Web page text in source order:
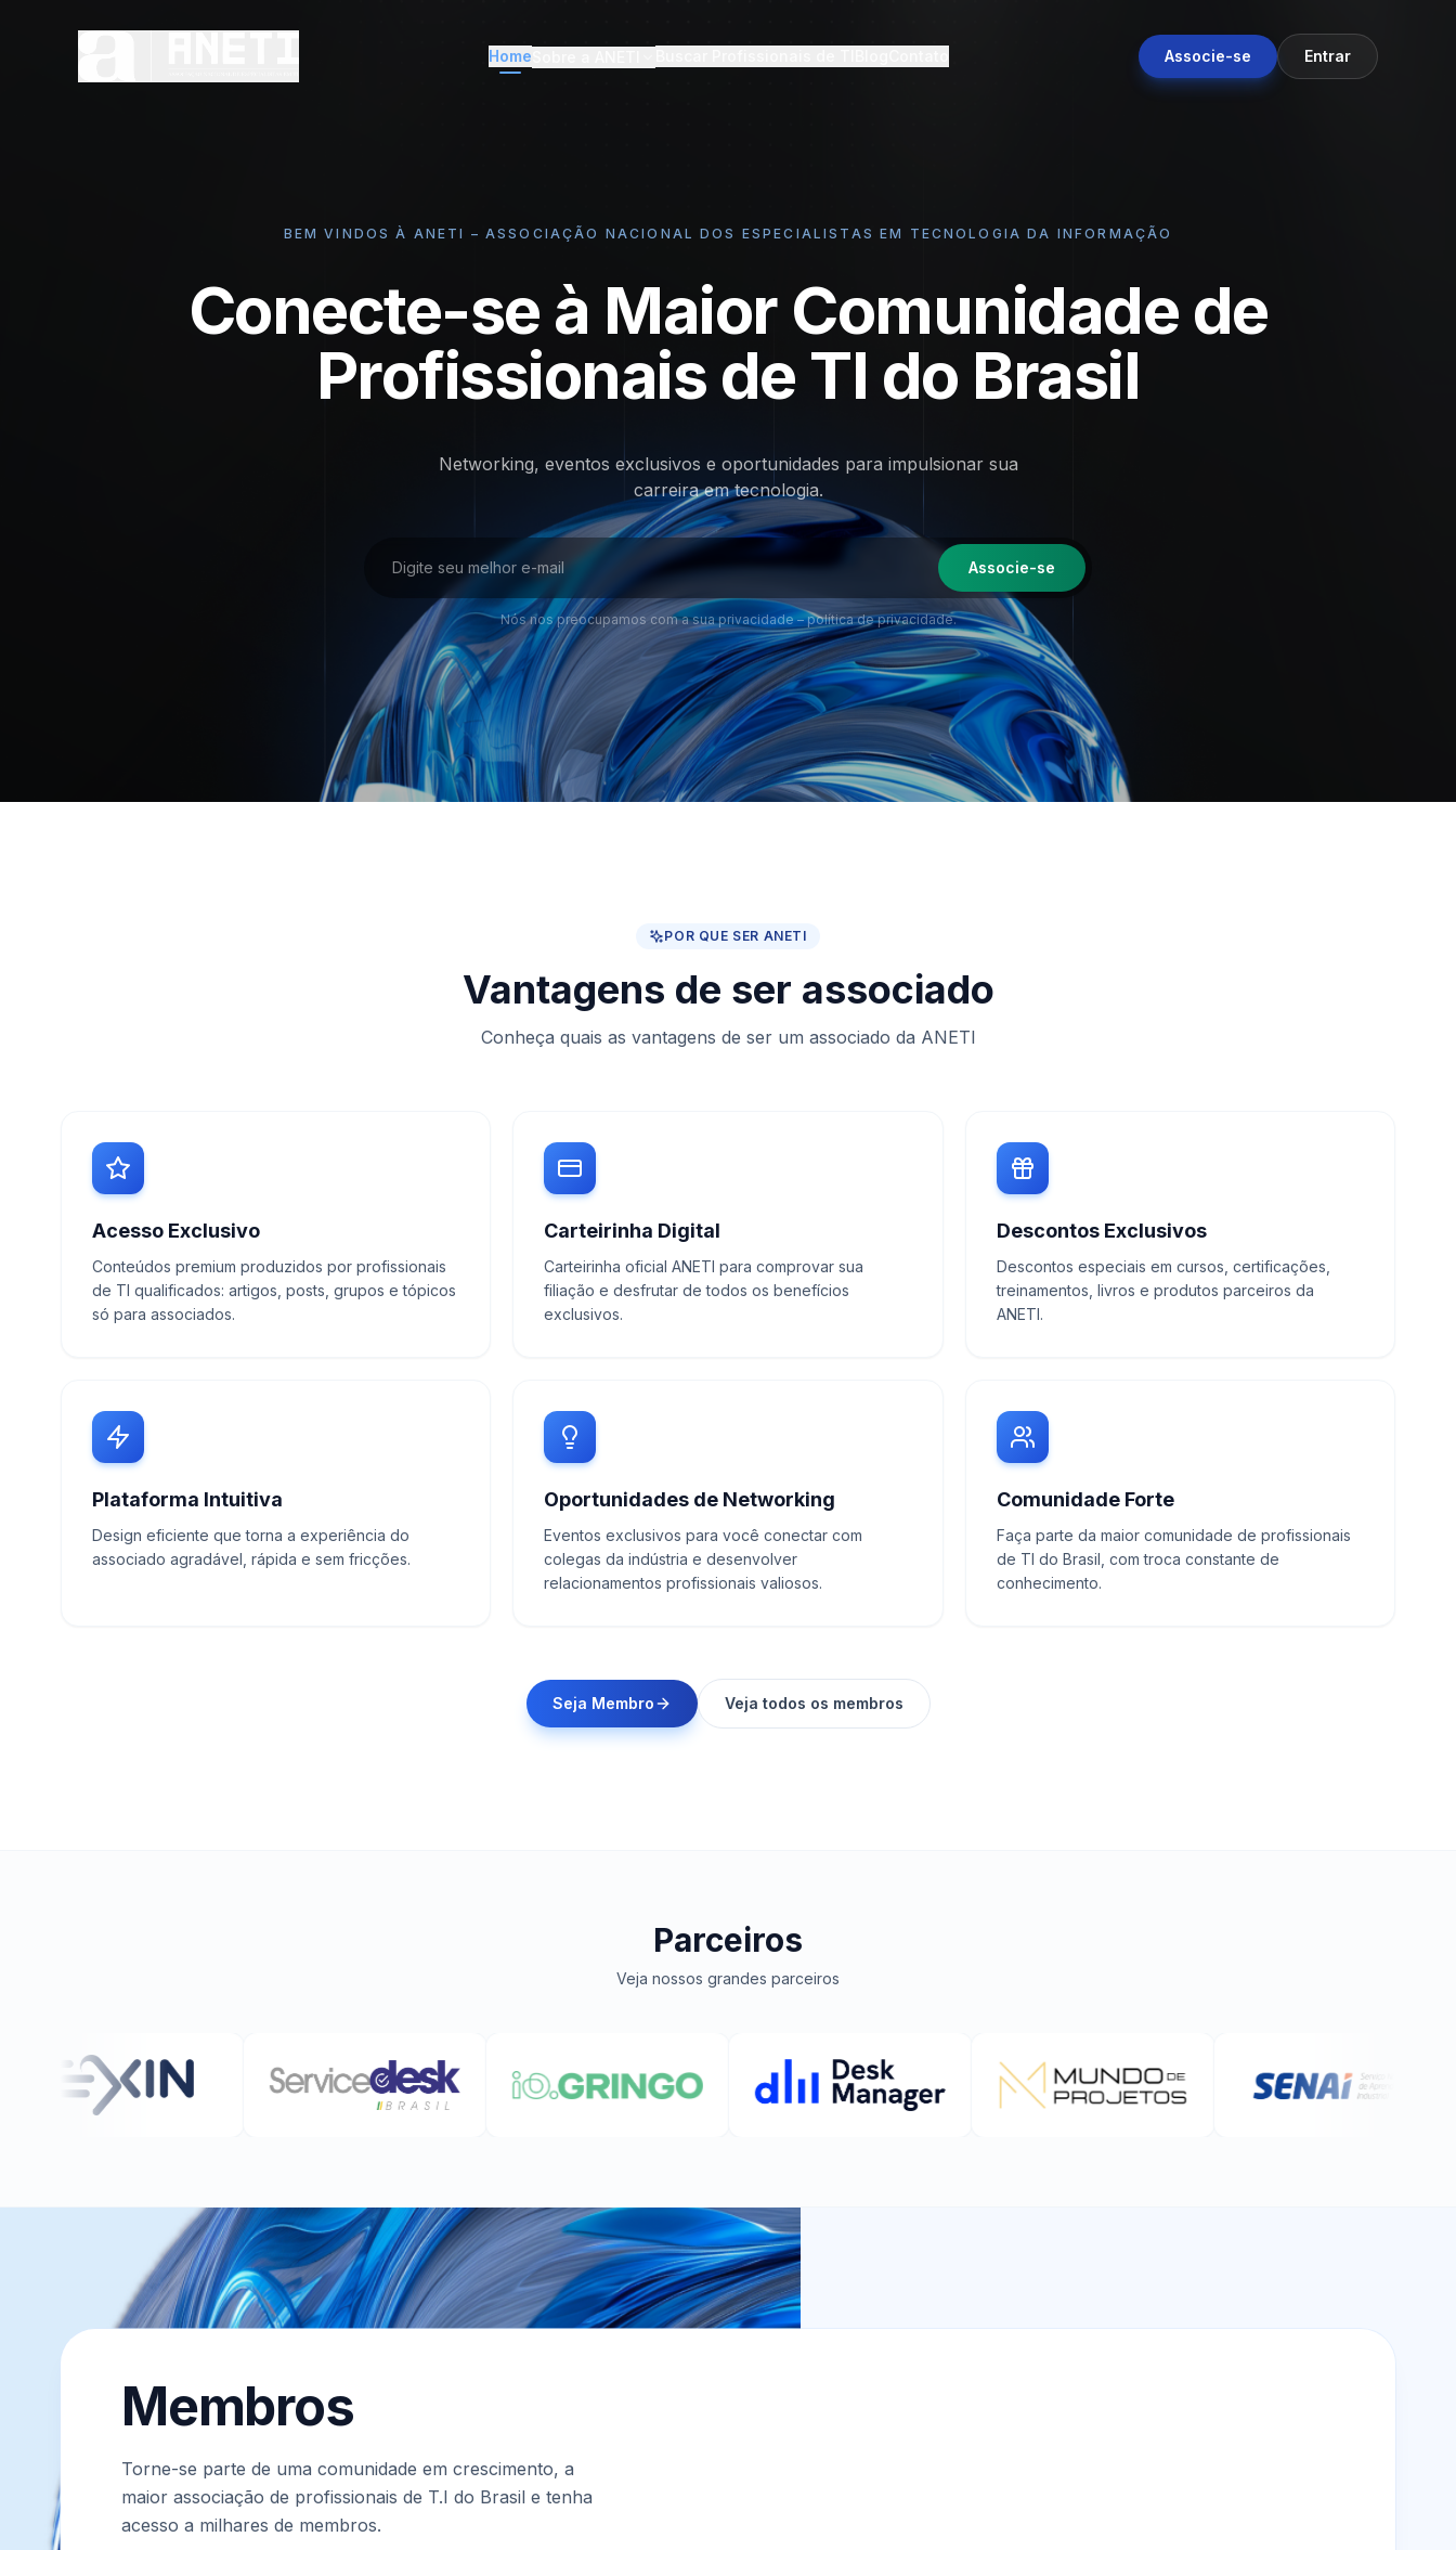
Home Associe-se Entrar
BEM VINDOS À ANETI – ASSOCIAÇÃO NACIONAL DOS ESPECIALISTAS EM TECNOLOGIA DA INFORMAÇÃO
Conecte-se à Maior Comunidade de
Profissionais de TI do Brasil
Networking, eventos exclusivos e oportunidades para impulsionar sua
carreira em tecnologia.
Associe-se
Nós nos preocupamos com a sua privacidade – política de privacidade.
POR QUE SER ANETI
Vantagens de ser associado
Conheça quais as vantagens de ser um associado da ANETI
Acesso Exclusivo
Conteúdos premium produzidos por profissionais
de TI qualificados: artigos, posts, grupos e tópicos
só para associados.
Carteirinha Digital
Carteirinha oficial ANETI para comprovar sua
filiação e desfrutar de todos os benefícios
exclusivos.
Descontos Exclusivos
Descontos especiais em cursos, certificações,
treinamentos, livros e produtos parceiros da
ANETI.
Plataforma Intuitiva
Design eficiente que torna a experiência do
associado agradável, rápida e sem fricções.
Oportunidades de Networking
Eventos exclusivos para você conectar com
colegas da indústria e desenvolver
relacionamentos profissionais valiosos.
Comunidade Forte
Faça parte da maior comunidade de profissionais
de TI do Brasil, com troca constante de
conhecimento.
Seja Membro Veja todos os membros
Parceiros
Veja nossos grandes parceiros
Membros
Torne-se parte de uma comunidade em crescimento, a
maior associação de profissionais de T.I do Brasil e tenha
acesso a milhares de membros.